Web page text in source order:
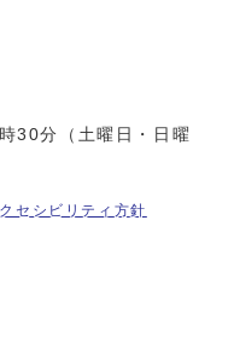
30分（土曜日・日曜
セシビリティ方針